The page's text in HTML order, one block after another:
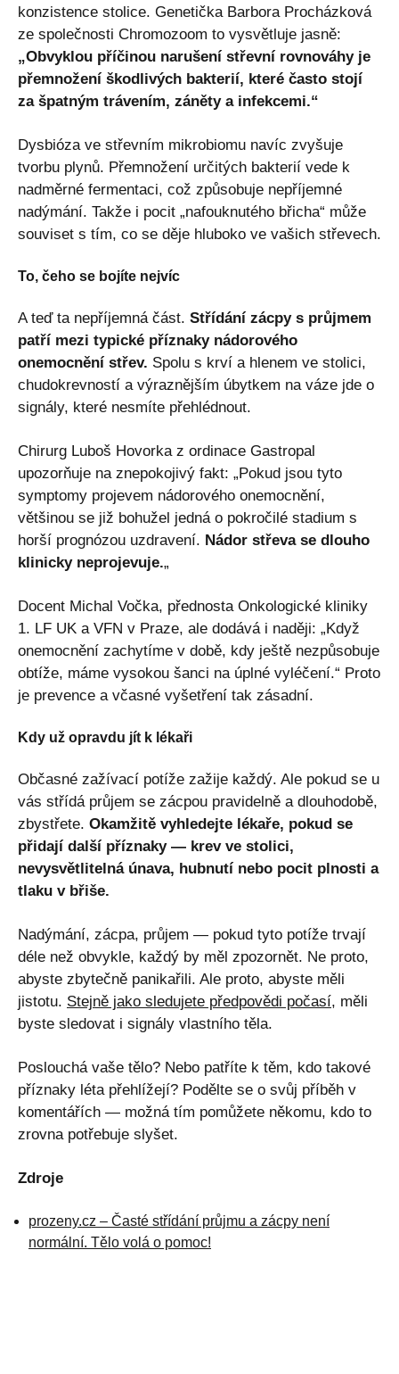
konzistence stolice. Genetička Barbora Procházková
ze společnosti Chromozoom to vysvětluje jasně:
„Obvyklou příčinou narušení střevní rovnováhy je
přemnožení škodlivých bakterií, které často stojí
za špatným trávením, záněty a infekcemi.“
Dysbióza ve střevním mikrobiomu navíc zvyšuje
tvorbu plynů. Přemnožení určitých bakterií vede k
nadměrné fermentaci, což způsobuje nepříjemné
nadýmání. Takže i pocit „nafouknutého břicha“ může
souviset s tím, co se děje hluboko ve vašich střevech.
To, čeho se bojíte nejvíc
A teď ta nepříjemná část. Střídání zácpy s průjmem
patří mezi typické příznaky nádorového
onemocnění střev. Spolu s krví a hlenem ve stolici,
chudokrevností a výraznějším úbytkem na váze jde o
signály, které nesmíte přehlédnout.
Chirurg Luboš Hovorka z ordinace Gastropal
upozorňuje na znepokojivý fakt: „Pokud jsou tyto
symptomy projevem nádorového onemocnění,
většinou se již bohužel jedná o pokročilé stadium s
horší prognózou uzdravení. Nádor střeva se dlouho
klinicky neprojevuje.„
Docent Michal Vočka, přednosta Onkologické kliniky
1. LF UK a VFN v Praze, ale dodává i naději: „Když
onemocnění zachytíme v době, kdy ještě nezpůsobuje
obtíže, máme vysokou šanci na úplné vyléčení.“ Proto
je prevence a včasné vyšetření tak zásadní.
Kdy už opravdu jít k lékaři
Občasné zažívací potíže zažije každý. Ale pokud se u
vás střídá průjem se zácpou pravidelně a dlouhodobě,
zbystřete. Okamžitě vyhledejte lékaře, pokud se
přidají další příznaky — krev ve stolici,
nevysvětlitelná únava, hubnutí nebo pocit plnosti a
tlaku v břiše.
Nadýmání, zácpa, průjem — pokud tyto potíže trvají
déle než obvykle, každý by měl zpozornět. Ne proto,
abyste zbytečně panikařili. Ale proto, abyste měli
jistotu. Stejně jako sledujete předpovědi počasí, měli
byste sledovat i signály vlastního těla.
Poslouchá vaše tělo? Nebo patříte k těm, kdo takové
příznaky léta přehlížejí? Podělte se o svůj příběh v
komentářích — možná tím pomůžete někomu, kdo to
zrovna potřebuje slyšet.
Zdroje
prozeny.cz – Časté střídání průjmu a zácpy není
normální. Tělo volá o pomoc!